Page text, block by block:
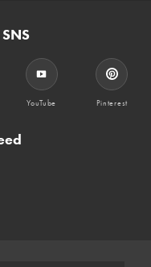
YouTube Pinterest